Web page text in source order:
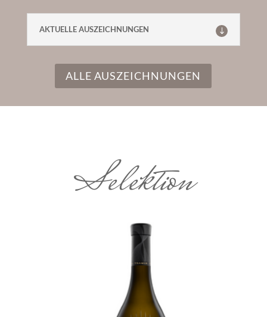
AKTUELLE AUSZEICHNUNGEN
ALLE AUSZEICHNUNGEN
Selektion